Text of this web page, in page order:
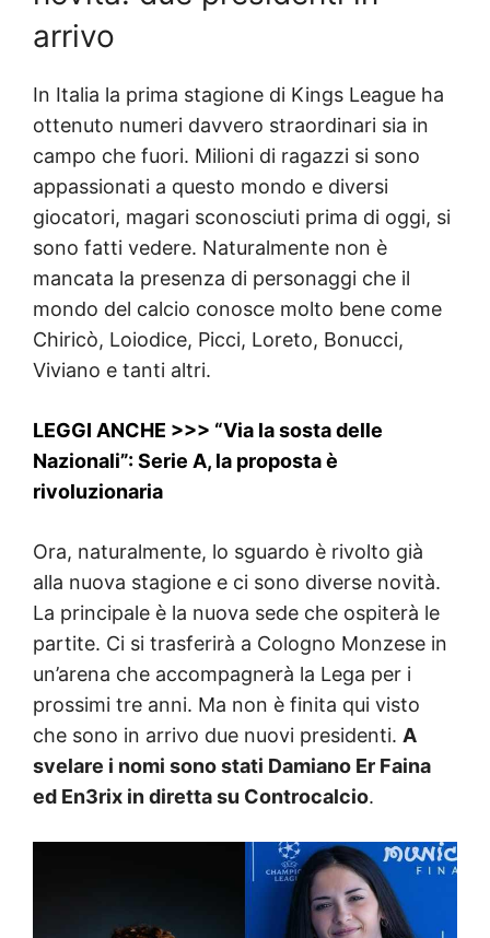
arrivo
In Italia la prima stagione di Kings League ha
ottenuto numeri davvero straordinari sia in
campo che fuori. Milioni di ragazzi si sono
appassionati a questo mondo e diversi
giocatori, magari sconosciuti prima di oggi, si
sono fatti vedere. Naturalmente non è
mancata la presenza di personaggi che il
mondo del calcio conosce molto bene come
Chiricò, Loiodice, Picci, Loreto, Bonucci,
Viviano e tanti altri.
LEGGI ANCHE >>> “Via la sosta delle
Nazionali”: Serie A, la proposta è
rivoluzionaria
Ora, naturalmente, lo sguardo è rivolto già
alla nuova stagione e ci sono diverse novità.
La principale è la nuova sede che ospiterà le
partite. Ci si trasferirà a Cologno Monzese in
un’arena che accompagnerà la Lega per i
prossimi tre anni. Ma non è finita qui visto
che sono in arrivo due nuovi presidenti. A
svelare i nomi sono stati Damiano Er Faina
ed En3rix in diretta su Controcalcio.